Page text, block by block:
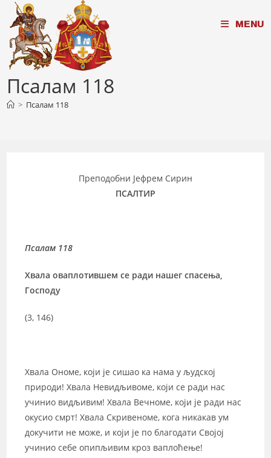
Skip
content
MENU
Псалам 118
> Псалам 118
Преподобни Јефрем Сирин
ПСАЛТИР
Псалам 118
Хвала оваплотившем се ради нашег спасења,
Господу
(3, 146)
Хвала Ономе, који је сишао ка нама у људској
природи! Хвала Невидљивоме, који се ради нас
учинио видљивим! Хвала Вечноме, који је ради нас
окусио смрт! Хвала Скривеноме, кога никакав ум
докучити не може, и који је по благодати Својој
учинио себе опипљивим кроз ваплоћење!